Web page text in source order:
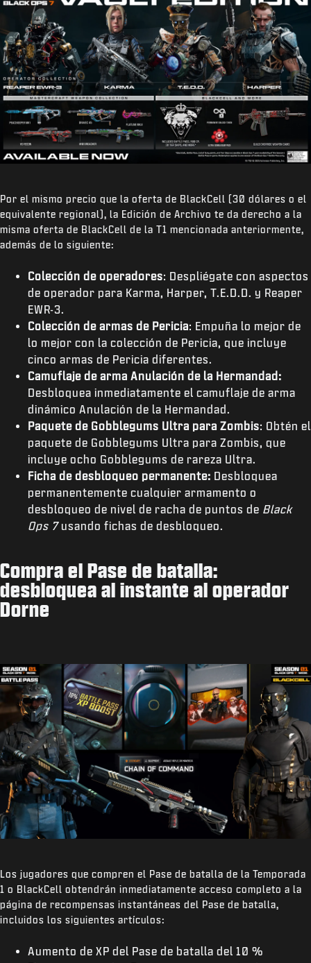
Por el mismo precio que la oferta de BlackCell (30 dólares o el
equivalente regional), la Edición de Archivo te da derecho a la
misma oferta de BlackCell de la T1 mencionada anteriormente,
además de lo siguiente:
Colección de operadores: Despliégate con aspectos
de operador para Karma, Harper, T.E.D.D. y Reaper
EWR-3.
Colección de armas de Pericia: Empuña lo mejor de
lo mejor con la colección de Pericia, que incluye
cinco armas de Pericia diferentes.
Camuflaje de arma Anulación de la Hermandad:
Desbloquea inmediatamente el camuflaje de arma
dinámico Anulación de la Hermandad.
Paquete de Gobblegums Ultra para Zombis: Obtén el
paquete de Gobblegums Ultra para Zombis, que
incluye ocho Gobblegums de rareza Ultra.
Ficha de desbloqueo permanente: Desbloquea
permanentemente cualquier armamento o
desbloqueo de nivel de racha de puntos de Black
Ops 7usando fichas de desbloqueo.
Compra el Pase de batalla:
desbloquea al instante al operador
Dorne
Los jugadores que compren el Pase de batalla de la Temporada
1 o BlackCell obtendrán inmediatamente acceso completo a la
página de recompensas instantáneas del Pase de batalla,
incluidos los siguientes artículos:
Aumento de XP del Pase de batalla del 10 %